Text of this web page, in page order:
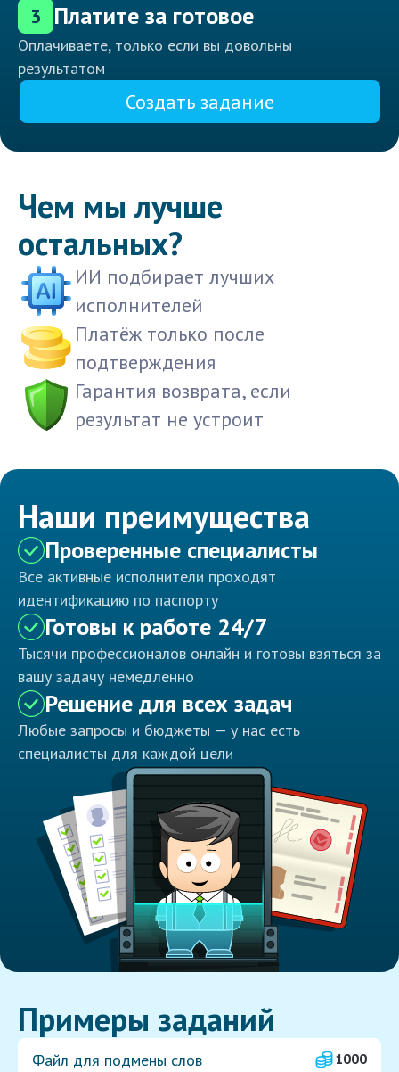
3 Платите за готовое
Оплачиваете, только если вы довольны
результатом
Создать задание
Чем мы лучше
остальных?
ИИ подбирает лучших
исполнителей
Платёж только после
подтверждения
Гарантия возврата, если
результат не устроит
Наши преимущества
Проверенные специалисты
Все активные исполнители проходят
идентификацию по паспорту
Готовы к работе 24/7
Тысячи профессионалов онлайн и готовы взяться за
вашу задачу немедленно
Решение для всех задач
Любые запросы и бюджеты — у нас есть
специалисты для каждой цели
Примеры заданий
Файл для подмены слов
1000